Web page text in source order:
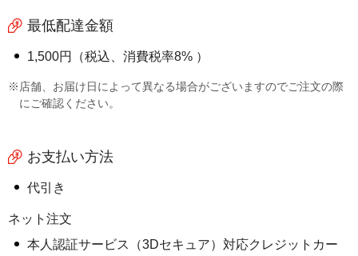
最低配達金額
1,500円（税込、消費税率8% ）
※店舗、お届け日によって異なる場合がございますのでご注文の際
にご確認ください。
お支払い方法
代引き
ネット注文
本人認証サービス（3Dセキュア）対応クレジットカー